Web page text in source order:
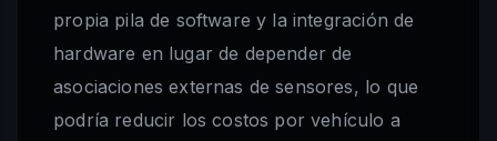
propia pila de software y la integración de
hardware en lugar de depender de
asociaciones externas de sensores, lo que
podría reducir los costos por vehículo a